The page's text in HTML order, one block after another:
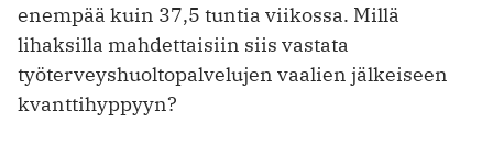
enempää kuin 37,5 tuntia viikossa. Millä
lihaksilla mahdettaisiin siis vastata
työterveyshuoltopalvelujen ­vaalien jälkeiseen
kvanttihyppyyn?